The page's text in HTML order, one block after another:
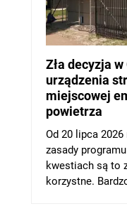
Zła decyzja
urządzenia
miejscowej
powietrza
Od 20 lipca
zasady
kwestiach są to
korzystne.